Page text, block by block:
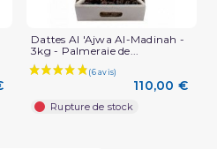
Dattes Al 'Ajwa Al-Madinah -
3kg - Palmeraie de...
110,00 €
Rupture de stock